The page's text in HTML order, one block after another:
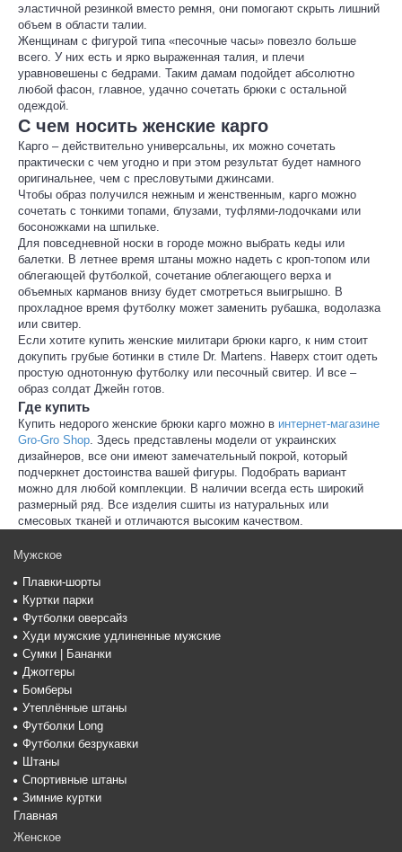
эластичной резинкой вместо ремня, они помогают скрыть лишний
объем в области талии.
Женщинам с фигурой типа «песочные часы» повезло больше
всего. У них есть и ярко выраженная талия, и плечи
уравновешены с бедрами. Таким дамам подойдет абсолютно
любой фасон, главное, удачно сочетать брюки с остальной
одеждой.
С чем носить женские карго
Карго – действительно универсальны, их можно сочетать
практически с чем угодно и при этом результат будет намного
оригинальнее, чем с пресловутыми джинсами.
Чтобы образ получился нежным и женственным, карго можно
сочетать с тонкими топами, блузами, туфлями-лодочками или
босоножками на шпильке.
Для повседневной носки в городе можно выбрать кеды или
балетки. В летнее время штаны можно надеть с кроп-топом или
облегающей футболкой, сочетание облегающего верха и
объемных карманов внизу будет смотреться выигрышно. В
прохладное время футболку может заменить рубашка, водолазка
или свитер.
Если хотите купить женские милитари брюки карго, к ним стоит
докупить грубые ботинки в стиле Dr. Martens. Наверх стоит одеть
простую однотонную футболку или песочный свитер. И все –
образ солдат Джейн готов.
Где купить
Купить недорого женские брюки карго можно в интернет-магазине
Gro-Gro Shop. Здесь представлены модели от украинских
дизайнеров, все они имеют замечательный покрой, который
подчеркнет достоинства вашей фигуры. Подобрать вариант
можно для любой комплекции. В наличии всегда есть широкий
размерный ряд. Все изделия сшиты из натуральных или
смесовых тканей и отличаются высоким качеством.
Мужское
Плавки-шорты
Куртки парки
Футболки оверсайз
Худи мужские удлиненные мужские
Сумки | Бананки
Джоггеры
Бомберы
Утеплённые штаны
Футболки Long
Футболки безрукавки
Штаны
Спортивные штаны
Зимние куртки
Главная
Женское